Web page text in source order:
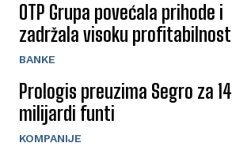
OTP Grupa povećala prihode i
zadržala visoku profitabilnost
BANKE
Prologis preuzima Segro za 14
milijardi funti
KOMPANIJE